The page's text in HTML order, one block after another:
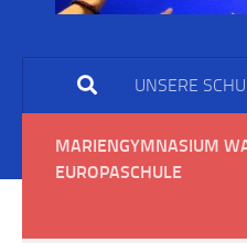
UNSERE
MARIENGYMNASIUM
EUROPASCHULE